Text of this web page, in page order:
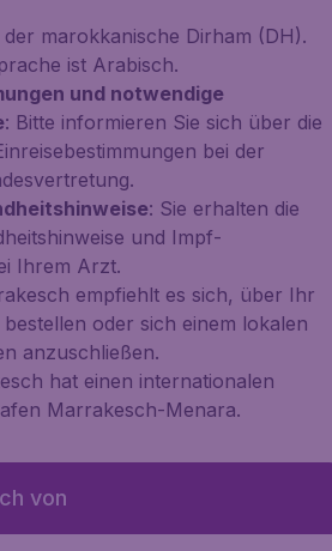
der marokkanische Dirham (DH).
ist Arabisch.
und notwendige
: Bitte informieren Sie sich über die
bei der
: Sie erhalten die
und Impf-
Ihrem Arzt.
empfiehlt es sich, über Ihr
oder sich einem lokalen
anzuschließen.
hat einen internationalen
Marrakesch-Menara.
von